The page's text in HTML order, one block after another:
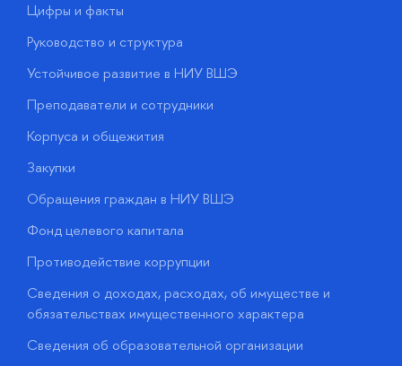
Цифры и факты
Руководство и структура
Устойчивое развитие в НИУ ВШЭ
Преподаватели и сотрудники
Корпуса и общежития
Закупки
Обращения граждан в НИУ ВШЭ
Фонд целевого капитала
Противодействие коррупции
Сведения о доходах, расходах, об имуществе и
обязательствах имущественного характера
Сведения об образовательной организации